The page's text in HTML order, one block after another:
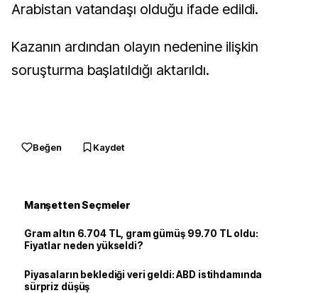
Arabistan vatandaşı olduğu ifade edildi.
Kazanın ardından olayın nedenine ilişkin
soruşturma başlatıldığı aktarıldı.
Beğen Kaydet
Manşetten Seçmeler
Gram altın 6.704 TL, gram gümüş 99.70 TL oldu:
Fiyatlar neden yükseldi?
Piyasaların beklediği veri geldi: ABD istihdamında
sürpriz düşüş